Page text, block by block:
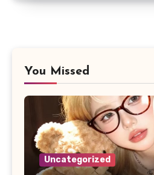
You Missed
Uncategorized